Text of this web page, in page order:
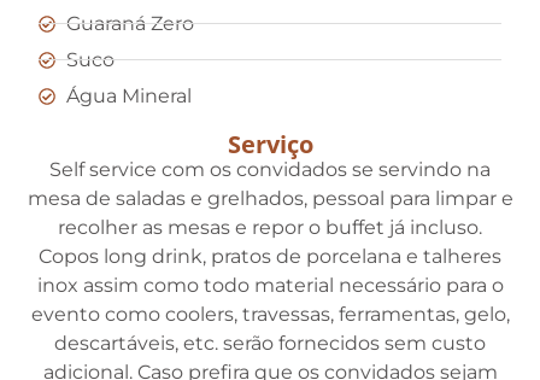
Guaraná Zero
Suco
Água Mineral
Serviço
Self service com os convidados se servindo na
mesa de saladas e grelhados, pessoal para limpar e
recolher as mesas e repor o buffet já incluso.
Copos long drink, pratos de porcelana e talheres
inox assim como todo material necessário para o
evento como coolers, travessas, ferramentas, gelo,
descartáveis, etc. serão fornecidos sem custo
adicional. Caso prefira que os convidados sejam